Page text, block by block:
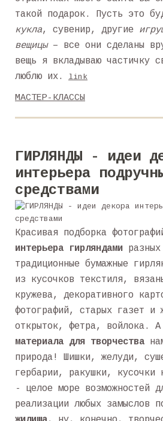
такой подарок. Пусть это
кукла, сувенир, другие
вещицы– все они сделаны
вещь я вкладываю частичку
люблю их.
link
МАСТЕР-КЛАССЫ
ГИРЛЯНДЫ - идеи
интерьера
средствами
Красивая подборка
интерьера гирляндами
традиционные бумажные
из кусочков текстиля,
кружева, декоративного
фотографий, старых газет и
открыток, фетра, войлока. А
материала для творчества
природа! Шишки, желуди,
гербарии, ракушки, кусочки
- целое море возможностей
реализации любых замыслов